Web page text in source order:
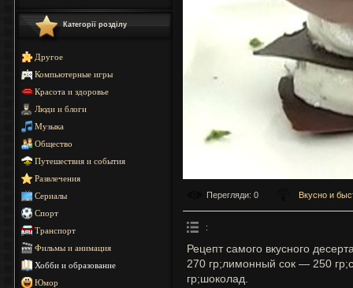
Категорії розділу
Другое
Компьютерные игры
Красота и здоровье
Люди и блоги
Музыка
Общество
Путешествия и события
Развлечения
Сериалы
Спорт
Транспорт
Фильмы и анимация
Хобби и образование
Юмор
Перегляди: 0 Вкусно и
:
Рецепт самого вкусного
270 гр;лимонный сок — 250
гр;шоколад.